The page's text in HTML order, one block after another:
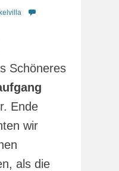
Schöneres
Ende
wir
als die